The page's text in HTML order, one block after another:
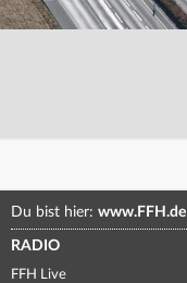
Du bist hier: www.FFH.de
RADIO
FFH Live